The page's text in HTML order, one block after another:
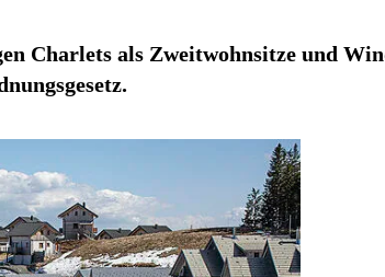
Charlets als Zweitwohnsitze und